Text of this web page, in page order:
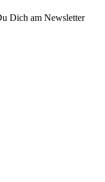
Dich am Newsletter